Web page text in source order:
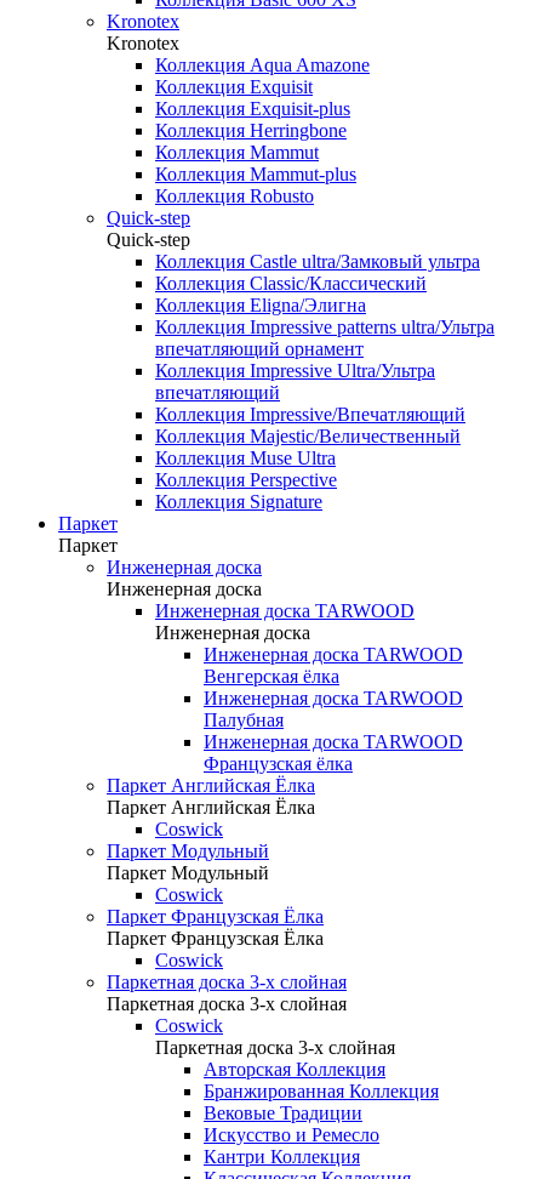
Kronotex
Kronotex
Коллекция Aqua Amazone
Коллекция Exquisit
Коллекция Exquisit-plus
Коллекция Herringbone
Коллекция Mammut
Коллекция Mammut-plus
Коллекция Robusto
Quick-step
Quick-step
Коллекция Castle ultra/Замковый ультра
Коллекция Classic/Классический
Коллекция Eligna/Элигна
Коллекция Impressive patterns ultra/Ультра
впечатляющий орнамент
Коллекция Impressive Ultra/Ультра
впечатляющий
Коллекция Impressive/Впечатляющий
Коллекция Majestic/Величественный
Коллекция Muse Ultra
Коллекция Perspective
Коллекция Signature
Паркет
Паркет
Инженерная доска
Инженерная доска
Инженерная доска TARWOOD
Инженерная доска
Инженерная доска TARWOOD
Венгерская ёлка
Инженерная доска TARWOOD
Палубная
Инженерная доска TARWOOD
Французская ёлка
Паркет Английская Ёлка
Паркет Английская Ёлка
Coswick
Паркет Модульный
Паркет Модульный
Coswick
Паркет Французская Ёлка
Паркет Французская Ёлка
Coswick
Паркетная доска 3-х слойная
Паркетная доска 3-х слойная
Coswick
Паркетная доска 3-х слойная
Авторская Коллекция
Бранжированная Коллекция
Вековые Традиции
Искусство и Ремесло
Кантри Коллекция